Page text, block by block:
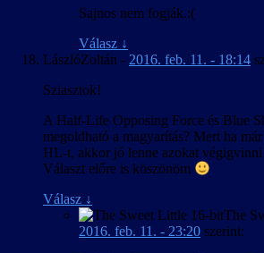
Sajnos nem fogják.:(
Válasz ↓
LászlóZoltán - 2016. feb. 11. - 18:14
Sziasztok!
A Half-Life Opposing Force és Blue
megoldható a magyarítás? Mert ha
HL-t, akkor jó lenne azokat
Választ előre is köszönöm
Válasz ↓
The
2016. feb. 11. - 23:20 szerint: